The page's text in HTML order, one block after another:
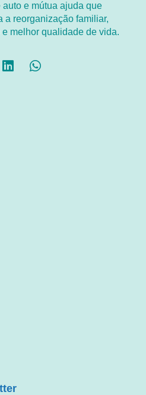
e mútua ajuda que
a reorganização familiar,
melhor qualidade de vida.